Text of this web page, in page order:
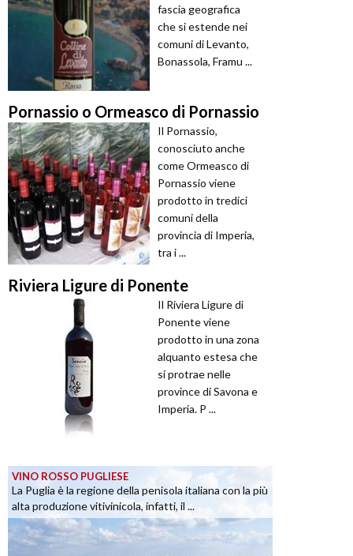
fascia geografica
che si estende nei
comuni di Levanto,
Bonassola, Framu ...
Pornassio o Ormeasco di Pornassio
Il Pornassio,
conosciuto anche
come Ormeasco di
Pornassio viene
prodotto in tredici
comuni della
provincia di Imperia,
tra i ...
Riviera Ligure di Ponente
Il Riviera Ligure di
Ponente viene
prodotto in una zona
alquanto estesa che
si protrae nelle
province di Savona e
Imperia. P ...
VINO ROSSO PUGLIESE
La Puglia è la regione della penisola italiana con la più
alta produzione vitivinicola, infatti, il ...